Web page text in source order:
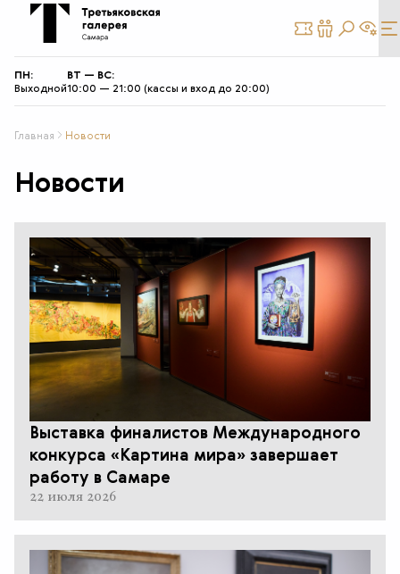
КУПИТЬ
СТАТЬ
ПН:
Выходной
ВТ — ВС:
10:00 — 21:00 (кассы и вход до 20:00)
Главная Новости
Новости
Выставка финалистов Международного
конкурса «Картина мира» завершает
работу в Самаре
22 июля 2026